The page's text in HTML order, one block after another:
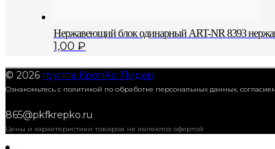
Нержавеющий блок одинарный АRT-NR 8393
1,00 ₽
© 2026 группа КрепКо Лидер
Ознакомьтесь с политикой по обработке персональных данных,
865@pkfkrepko.ru
Цены и характеристики товаров не являются офертой